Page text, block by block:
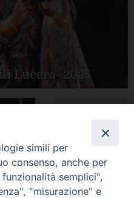
Lucera- 2025
Diocesi
Tutte le gallery
simili per
consenso, anche per
semplici",
"misurazione" e